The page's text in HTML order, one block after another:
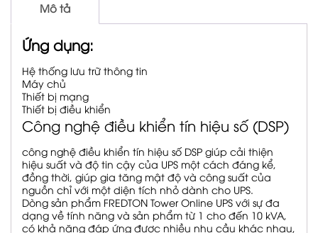
Mô tả
Ứng dụng:
Hệ thống lưu trữ thông tin
Máy chủ
Thiết bị mạng
Thiết bị điều khiển
Công nghệ điều khiển tín hiệu số (DSP)
công nghệ điều khiển tín hiệu số DSP giúp cải thiện
hiệu suất và độ tin cậy của UPS một cách đáng kể,
đồng thời, giúp gia tăng mật độ và công suất của
nguồn chỉ với một diện tích nhỏ dành cho UPS.
Dòng sản phẩm FREDTON Tower Online UPS với sự đa
dạng về tính năng và sản phẩm từ 1 cho đến 10 kVA,
có khả năng đáp ứng được nhiều nhu cầu khác nhau,